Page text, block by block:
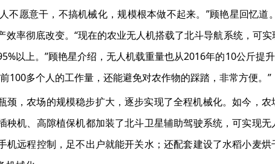
不愿意干，不搞机械化，规模根本做不起来。”顾艳星回忆道
效率彻底改变。“现在的农业无人机搭载了北斗导航系统，可
以上。”顾艳星介绍，无人机载重量也从2016年的10公斤提
100多个人的工作量，还能避免对农作物的踩踏，非常方便。”
颈，农场的规模稳步扩大，逐步实现了全程机械化。如今，农
秧机、高隙植保机都加装了北斗卫星辅助驾驶系统，可实现无
机远程控制，足不出户就能开关水；还配套建设了水稻小麦